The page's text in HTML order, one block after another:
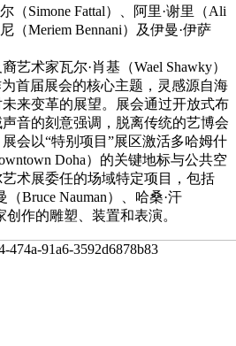
（Simone Fattal）、阿里·谢里（Ali
（Meriem Bennani）及伊曼·伊萨
艺术家瓦尔·肖基（Wael Shawky）
为首届展会的核心主题，灵感源自海
来变革的展望。展会通过开放式布
音的刻意强调，脱离传统的艺博会
会以“特别项目”展区激活多哈姆什
Doha）的关键地标与公共空
术展委任的场域特定项目，包括
（Bruce Nauman）、哈桑·汗
创作的雕塑、装置和表演。